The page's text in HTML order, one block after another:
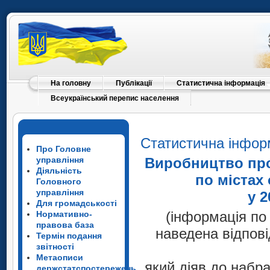
На головну Публікації
Статистична інформація
Всеукраїнський перепис населення
Про Головне
управління
Діяльність
Головного
управління
Для громадськості
Нормативно-
правова база
Термін подання
звітності
Метаописи
Статистична
Виробництво
по
у
(інформація
наведена